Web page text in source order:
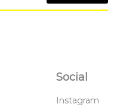
Social
Instagram